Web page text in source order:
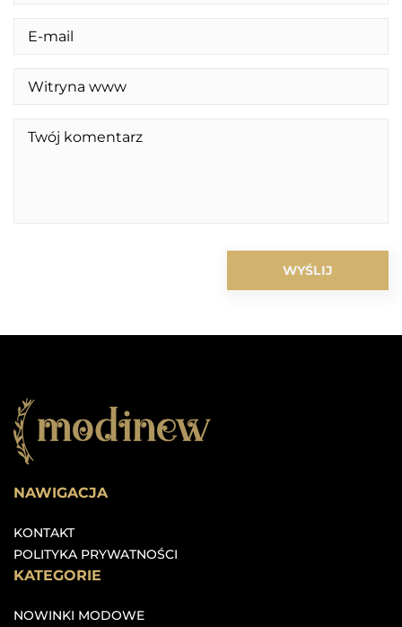
NAWIGACJA
KONTAKT
POLITYKA PRYWATNOŚCI
KATEGORIE
NOWINKI MODOWE